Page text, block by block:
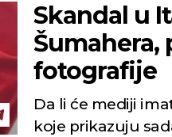
Skandal u
Šumahera,
fotografije
Da li će mediji
koje prikazuju